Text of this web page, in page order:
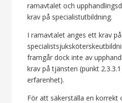
ramavtalet och
krav på specialistutbildning.
I ramavtalet anges ett krav på
framgår dock inte av
krav på tjänsten (punkt
erfarenhet).
För att säkerställa en korrekt